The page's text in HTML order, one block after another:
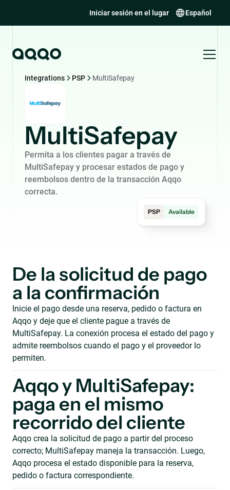
Iniciar sesión en el lugar Español
Integrations PSP MultiSafepay
MultiSafepay
Permita a los clientes pagar a través de
MultiSafepay y procesar estados de pago y
reembolsos dentro de la transacción Aqqo
correcta.
PSP Available
De la solicitud de pago
a la confirmación
Inicie el pago desde una reserva, pedido o factura en
Aqqo y deje que el cliente pague a través de
MultiSafepay. La conexión procesa el estado del pago y
admite reembolsos cuando el pago y el proveedor lo
permiten.
Aqqo y MultiSafepay:
paga en el mismo
recorrido del cliente
Aqqo crea la solicitud de pago a partir del proceso
correcto; MultiSafepay maneja la transacción. Luego,
Aqqo procesa el estado disponible para la reserva,
pedido o factura correspondiente.